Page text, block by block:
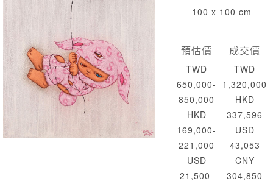
100 x 100 cm
預估價
TWD
650,000-
850,000
HKD
169,000-
221,000
USD
21,500-
成交價
TWD
1,320,000
HKD
337,596
USD
43,053
CNY
304,850